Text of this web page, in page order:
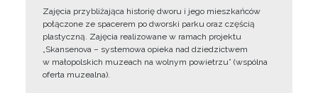
Zajęcia przybliżająca historię dworu i jego mieszkańców
połączone ze spacerem po dworski parku oraz częścią
plastyczną. Zajęcia realizowane w ramach projektu
„Skansenova – systemowa opieka nad dziedzictwem
w małopolskich muzeach na wolnym powietrzu” (wspólna
oferta muzealna).